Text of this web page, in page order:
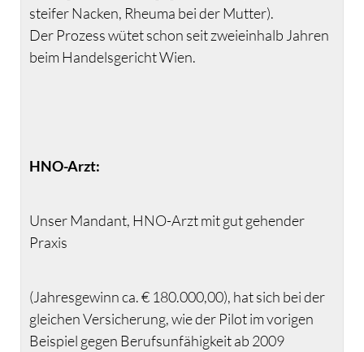
steifer Nacken, Rheuma bei der Mutter).
Der Prozess wütet schon seit zweieinhalb Jahren
beim Handelsgericht Wien.
HNO-Arzt:
Unser Mandant, HNO-Arzt mit gut gehender
Praxis
(Jahresgewinn ca. € 180.000,00), hat sich bei der
gleichen Versicherung, wie der Pilot im vorigen
Beispiel gegen Berufsunfähigkeit ab 2009